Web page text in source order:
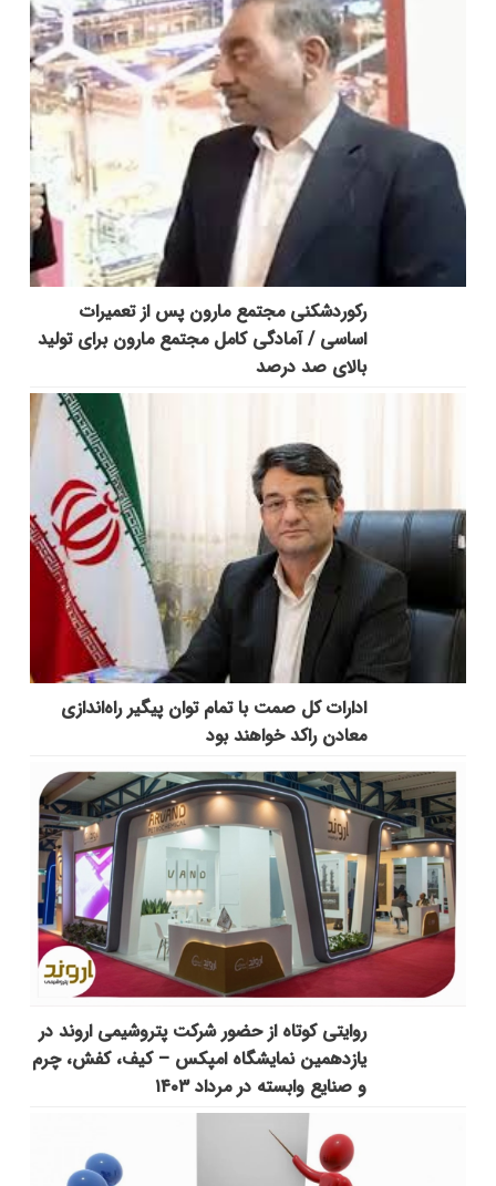
رکوردشکنی مجتمع مارون پس از تعمیرات
اساسی / آمادگی کامل مجتمع مارون برای تولید
بالای صد درصد
ادارات کل صمت با تمام توان پیگیر راه‌اندازی
معادن راکد خواهند بود
روایتی کوتاه از حضور شرکت پتروشیمی اروند در
یازدهمین نمایشگاه امپکس‌ – کیف، کفش، چرم
و صنایع وابسته در مرداد ۱۴۰۳